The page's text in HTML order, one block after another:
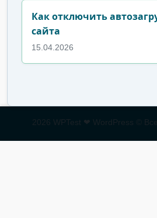
Как отключить
сайта
15.04.2026
2026 WPTest ❤ WordPress ©